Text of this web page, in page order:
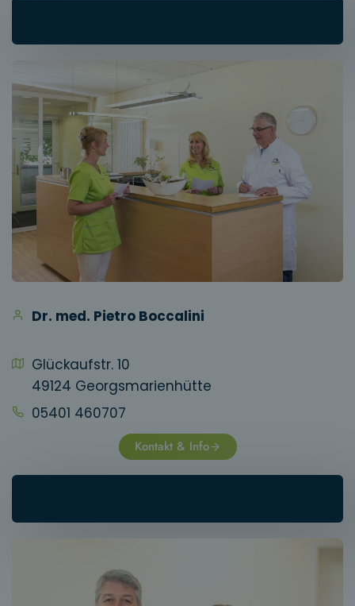
Dr. med. Pietro Boccalini
Glückaufstr. 10
49124 Georgsmarienhütte
05401 460707
Kontakt & Info